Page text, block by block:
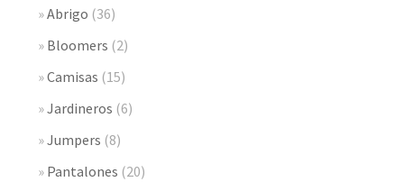
Abrigo (36)
Bloomers (2)
Camisas (15)
Jardineros (6)
Jumpers (8)
Pantalones (20)